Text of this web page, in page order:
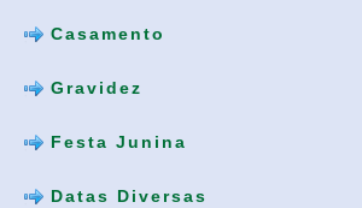
Casamento
Gravidez
Festa Junina
Datas Diversas